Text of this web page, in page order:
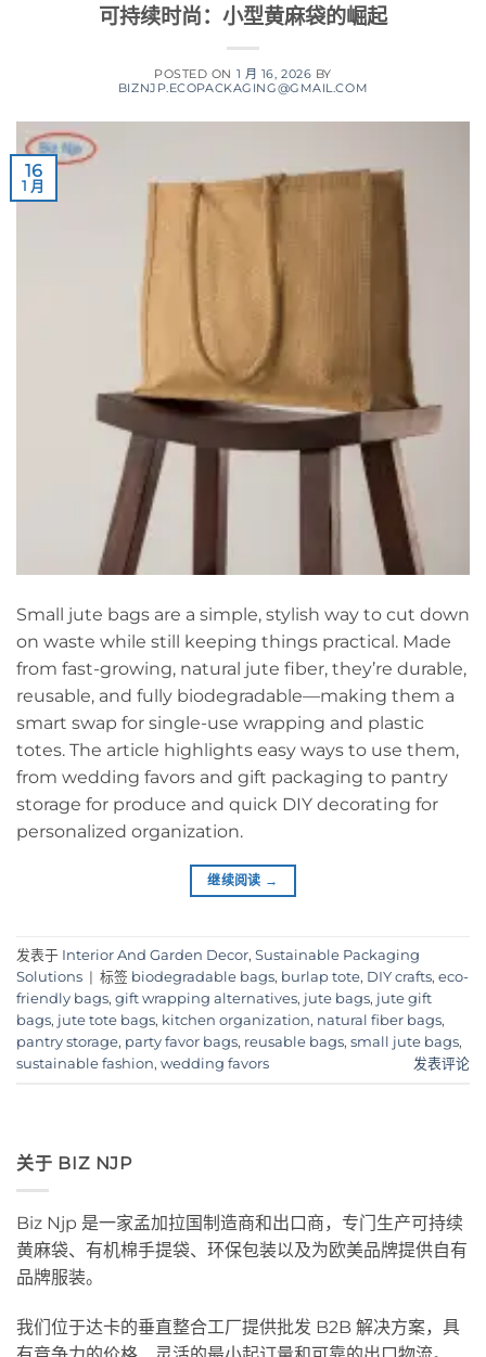
可持续时尚：小型黄麻袋的崛起
POSTED ON 1 月 16, 2026 BY
BIZNJP.ECOPACKAGING@GMAIL.COM
16
1 月
Small jute bags are a simple, stylish way to cut down
on waste while still keeping things practical. Made
from fast-growing, natural jute fiber, they’re durable,
reusable, and fully biodegradable—making them a
smart swap for single-use wrapping and plastic
totes. The article highlights easy ways to use them,
from wedding favors and gift packaging to pantry
storage for produce and quick DIY decorating for
personalized organization.
继续阅读 →
发表于 Interior And Garden Decor, Sustainable Packaging
Solutions | 标签 biodegradable bags, burlap tote, DIY crafts, eco-
friendly bags, gift wrapping alternatives, jute bags, jute gift
bags, jute tote bags, kitchen organization, natural fiber bags,
pantry storage, party favor bags, reusable bags, small jute bags,
sustainable fashion, wedding favors 发表评论
关于 BIZ NJP
Biz Njp 是一家孟加拉国制造商和出口商，专门生产可持续
黄麻袋、有机棉手提袋、环保包装以及为欧美品牌提供自有
品牌服装。
我们位于达卡的垂直整合工厂提供批发 B2B 解决方案，具